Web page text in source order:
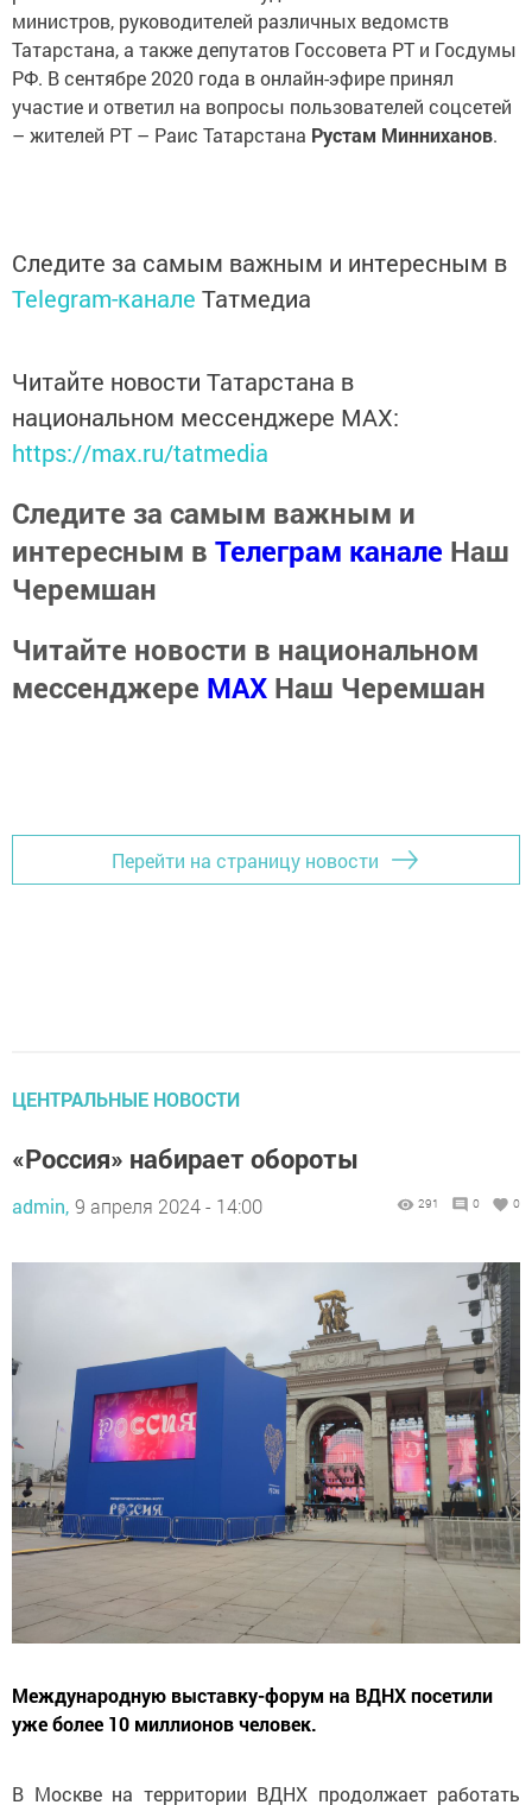
министров, руководителей различных ведомств
Татарстана, а также депутатов Госсовета РТ и Госдумы
РФ. В сентябре 2020 года в онлайн-эфире принял
участие и ответил на вопросы пользователей соцсетей
– жителей РТ – Раис Татарстана Рустам Минниханов.
Следите за самым важным и интересным в
Telegram-канале Татмедиа
Читайте новости Татарстана в
национальном мессенджере MАХ:
https://max.ru/tatmedia
Следите за самым важным и
интересным в Телеграм канале Наш
Черемшан
Читайте новости в национальном
мессенджере MАХ Наш Черемшан
Перейти на страницу новости
ЦЕНТРАЛЬНЫЕ НОВОСТИ
«Россия» набирает обороты
admin, 9 апреля 2024 - 14:00 291 0 0
Международную выставку-форум на ВДНХ посетили
уже более 10 миллионов человек.
В Москве на территории ВДНХ продолжает работать